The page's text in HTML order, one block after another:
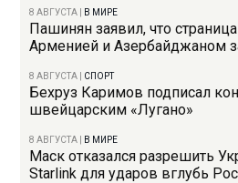
8 АВГУСТА В МИРЕ
Пашинян заявил, что
Арменией и Азербайджаном
8 АВГУСТА СПОРТ
Бехруз Каримов подписал
швейцарским «Лугано»
8 АВГУСТА В МИРЕ
Маск отказался разрешить
Starlink для ударов вглубь